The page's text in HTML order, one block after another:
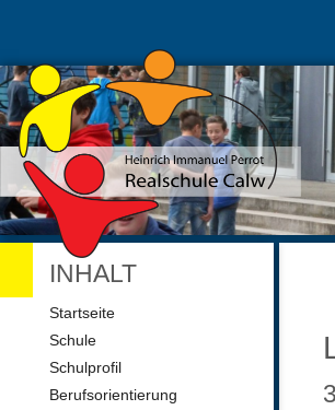
INHALT
Navigation
Startseite
Schule
Schulprofil
Berufsorientierung